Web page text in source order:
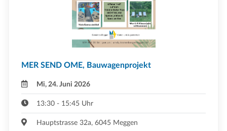
MER SEND OME, Bauwagenprojekt
Mi, 24. Juni 2026
13:30 - 15:45 Uhr
Hauptstrasse 32a, 6045 Meggen